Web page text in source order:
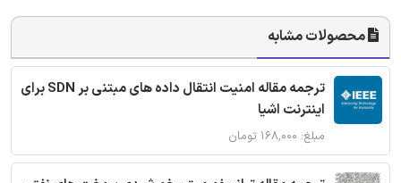
محصولات مشابه
ترجمه مقاله امنیت انتقال داده های مبتنی بر SDN برای
اینترنت اشیا
مبلغ: ۱۶۸,۰۰۰ تومان